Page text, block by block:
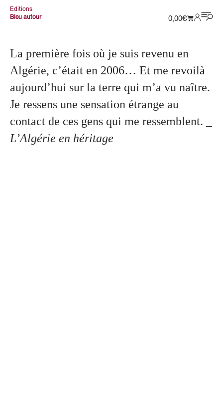
Editions
Bleu autour
0,00€
La première fois où je suis revenu en
Algérie, c’était en 2006… Et me revoilà
aujourd’hui sur la terre qui m’a vu naître.
Je ressens une sensation étrange au
contact de ces gens qui me ressemblent.
L’Algérie en héritage